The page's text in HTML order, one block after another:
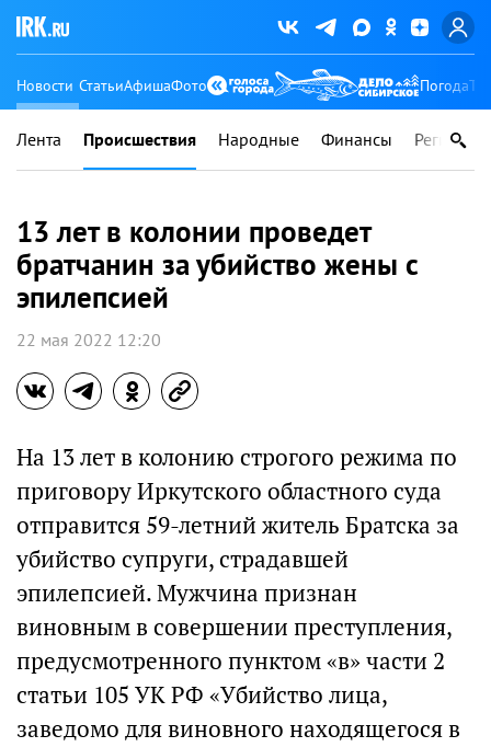
Новости СтатьиАфишаФото Погода
Лента Происшествия Народные Финансы Регионы
13 лет в колонии проведет
братчанин за убийство жены с
эпилепсией
22 мая 2022 12:20
На 13 лет в колонию строгого режима по
приговору Иркутского областного суда
отправится 59-летний житель Братска за
убийство супруги, страдавшей
эпилепсией. Мужчина признан
виновным в совершении преступления,
предусмотренного пунктом «в» части 2
статьи 105 УК РФ «Убийство лица,
заведомо для виновного находящегося в